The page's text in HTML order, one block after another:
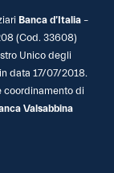
Banca d’Italia –
(Cod. 33608)
Unico degli
data 17/07/2018.
coordinamento di
Valsabbina